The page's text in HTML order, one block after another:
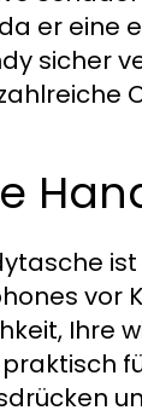
er eine
sicher
vor
Ihre